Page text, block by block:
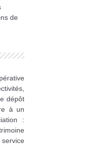
de
dépôt
à un
: